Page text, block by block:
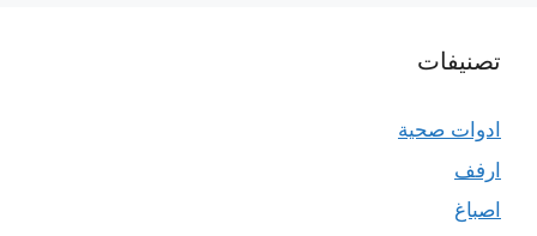
تصنيفات
ادوات صحية
ارفف
اصباغ